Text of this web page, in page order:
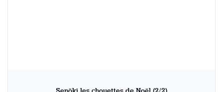
Senöki les chouettes de Noël (2/2)